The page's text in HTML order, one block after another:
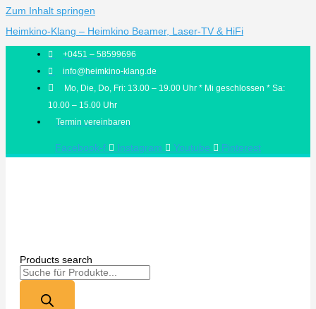
Zum Inhalt springen
Heimkino-Klang – Heimkino Beamer, Laser-TV & HiFi
+0451 – 58599696
info@heimkino-klang.de
Mo, Die, Do, Fri: 13.00 – 19.00 Uhr * Mi geschlossen * Sa:
10.00 – 15.00 Uhr
Termin vereinbaren
Facebook-f Instagram Youtube Pinterest
Products search